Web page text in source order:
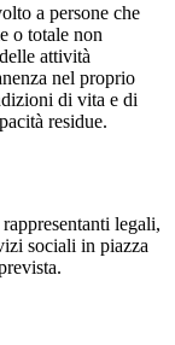
a persone che
o totale non
attività
nel proprio
di vita e di
residue.
legali,
sociali in piazza